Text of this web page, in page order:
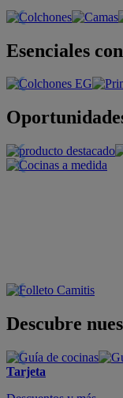
Esenciales
Descubre
Tarjeta